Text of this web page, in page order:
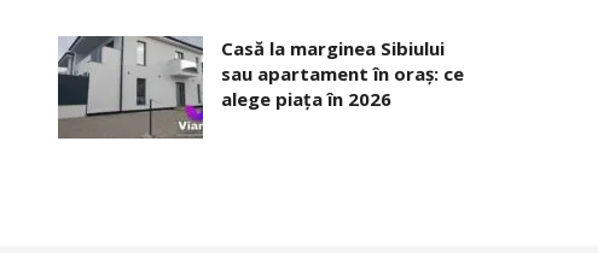
Casă la marginea Sibiului
sau apartament în oraș: ce
alege piața în 2026